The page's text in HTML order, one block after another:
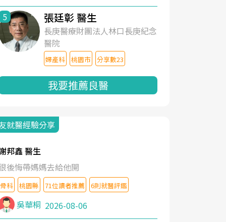
5 張廷彰 醫生
長庚醫療財團法人林口長庚紀念
醫院
婦產科 桃園市 分享數23
我要推薦良醫
就醫經驗分享
邦鑫 醫生
後悔帶媽媽去給他開
骨科 桃園縣 71位讀者推薦 6則就醫評鑑
吳華桐 2026-08-06